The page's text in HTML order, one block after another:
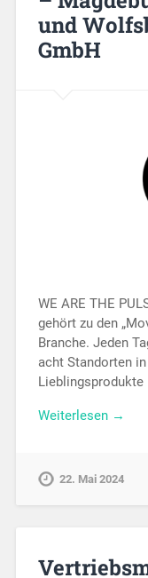
und
GmbH
WE ARE THE
gehört zu den
Branche. Jeden
acht Standorten
Weiterlesen →
22. Mai 2024